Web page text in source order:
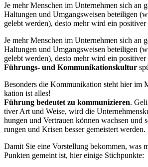
Je mehr Menschen im Unter­nehmen sich an
Haltungen und Umgangs­weisen betei­ligen
gelebt werden), desto mehr wird ein positiver
Je mehr Menschen im Unter­nehmen sich an
Haltungen und Umgangs­weisen betei­ligen
gelebt werden), desto mehr wird ein positiver
Führungs- und Kommu­ni­ka­ti­ons­kultur
Besonders die Kommu­ni­kation steht hier
kation ist alles!
Führung bedeutet zu kommu­ni­zieren.
tiver Art und Weise, wird die
hungen und Vertrauen können wachsen und
rungen und Krisen besser gemeistert werden.
Damit Sie eine Vorstellung bekommen, was
Punkten gemeint ist, hier einige Stich­punkte: